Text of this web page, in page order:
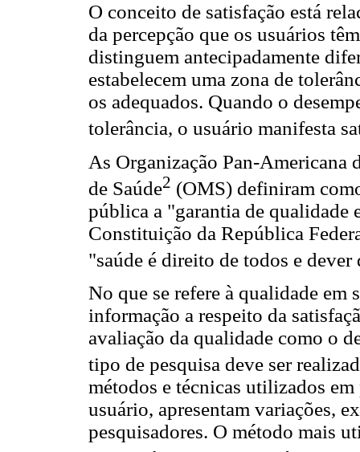
O conceito de satisfação está
da percepção que os usuários
distinguem antecipadamente
estabelecem uma zona de
os adequados. Quando o
tolerância, o usuário manifesta
As Organização Pan-Americana
de Saúde2 (OMS) definiram
pública a "garantia de qualidade
Constituição da República
"saúde é direito de todos e
No que se refere à qualidade em
informação a respeito da
avaliação da qualidade como o
tipo de pesquisa deve ser
métodos e técnicas utilizados
usuário, apresentam variações,
pesquisadores. O método mais